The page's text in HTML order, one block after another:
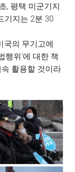
, 평택 미군기지
기지는 2분 30
국의 무기고에
행위'에 대한 책
활용할 것이라